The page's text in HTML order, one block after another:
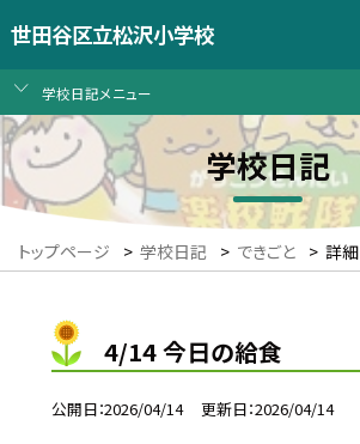
世田谷区立松沢小学校
学校日記メニュー
学校日記
トップページ > 学校日記 > できごと > 詳細
4/14 今日の給食
公開日 2026/04/14 更新日 2026/04/14